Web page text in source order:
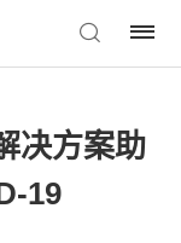
决方案助
19